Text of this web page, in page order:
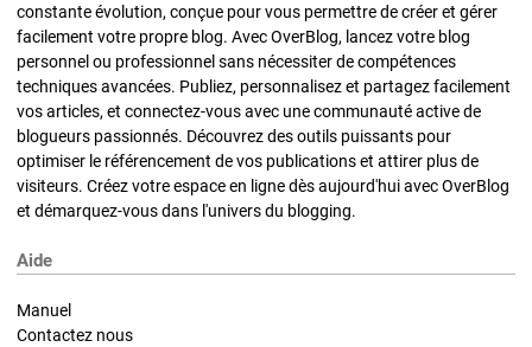
constante évolution, conçue pour vous permettre de créer et gérer
facilement votre propre blog. Avec OverBlog, lancez votre blog
personnel ou professionnel sans nécessiter de compétences
techniques avancées. Publiez, personnalisez et partagez facilement
vos articles, et connectez-vous avec une communauté active de
blogueurs passionnés. Découvrez des outils puissants pour
optimiser le référencement de vos publications et attirer plus de
visiteurs. Créez votre espace en ligne dès aujourd'hui avec OverBlog
et démarquez-vous dans l'univers du blogging.
Aide
Manuel
Contactez nous